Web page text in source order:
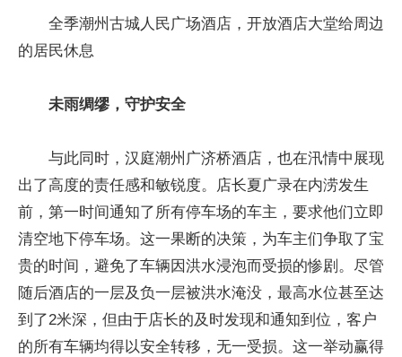
全季潮州古城人民广场酒店，开放酒店大堂给周边
的居民休息
未雨绸缪，守护安全
与此同时，汉庭潮州广济桥酒店，也在汛情中展现
出了高度的责任感和敏锐度。店长夏广录在内涝发生
前，第一时间通知了所有停车场的车主，要求他们立即
清空地下停车场。这一果断的决策，为车主们争取了宝
贵的时间，避免了车辆因洪水浸泡而受损的惨剧。尽管
随后酒店的一层及负一层被洪水淹没，最高水位甚至达
到了2米深，但由于店长的及时发现和通知到位，客户
的所有车辆均得以安全转移，无一受损。这一举动赢得